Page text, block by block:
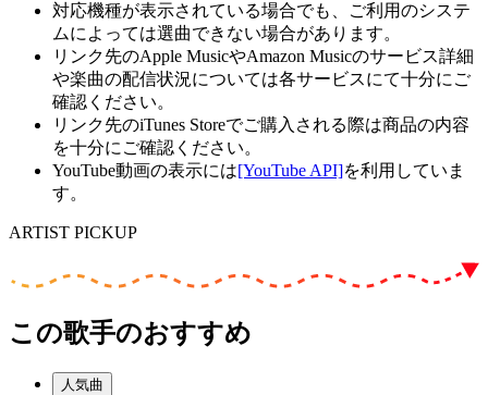
対応機種が表示されている場合でも、ご利用のシステ
ムによっては選曲できない場合があります。
リンク先のApple MusicやAmazon Musicのサービス詳細
や楽曲の配信状況については各サービスにて十分にご
確認ください。
リンク先のiTunes Storeでご購入される際は商品の内容
を十分にご確認ください。
YouTube動画の表示には[YouTube API]を利用していま
す。
ARTIST PICKUP
この歌手のおすすめ
人気曲